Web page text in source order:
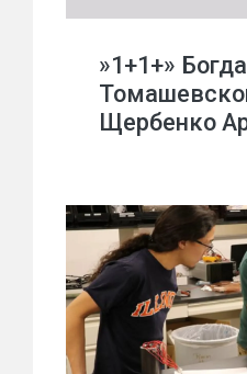
»1+1+»
Щербенко